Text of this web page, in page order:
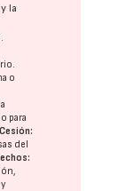
y la
o
para
Cesión:
del